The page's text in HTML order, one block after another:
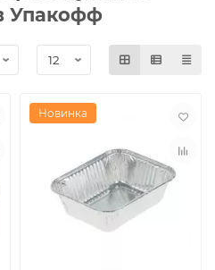
Упакофф
Новинка